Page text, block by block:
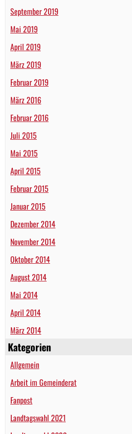
September 2019
Mai 2019
April 2019
März 2019
Februar 2019
März 2016
Februar 2016
Juli 2015
Mai 2015
April 2015
Februar 2015
Januar 2015
Dezember 2014
November 2014
Oktober 2014
August 2014
Mai 2014
April 2014
März 2014
Kategorien
Allgemein
Arbeit im Gemeinderat
Fanpost
Landtagswahl 2021